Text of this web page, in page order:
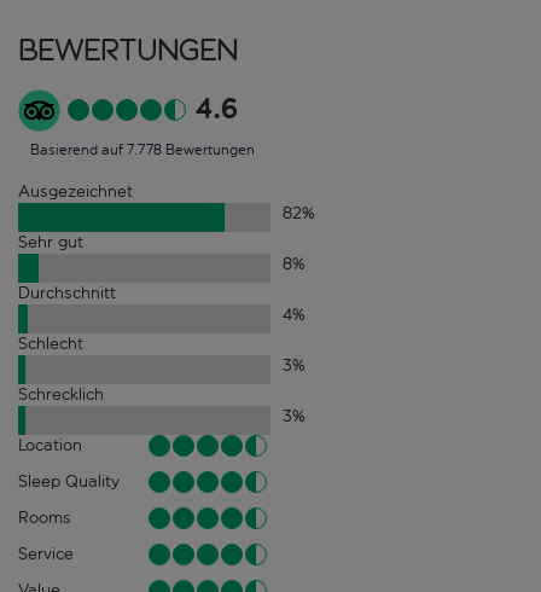
Bewertungen
4.6
Basierend auf 7.778 Bewertungen
Ausgezeichnet
82%
Sehr gut
8%
Durchschnitt
4%
Schlecht
3%
Schrecklich
3%
Location
Sleep Quality
Rooms
Service